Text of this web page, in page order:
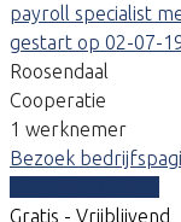
payroll specialist
gestart op 02-07-
Roosendaal
Cooperatie
1 werknemer
Bezoek
Gratis - Vrijblijvend